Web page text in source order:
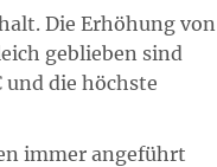
Die Erhöhung von
geblieben sind
und die höchste
immer angeführt